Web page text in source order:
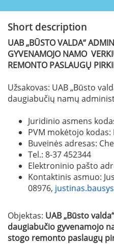
Short description
UAB „BŪSTO VALDA“
GYVENAMOJO NAMO
REMONTO PASLAUGŲ
Užsakovas: UAB „Būsto
daugiabučių namų
Juridinio asmens
PVM mokėtojo kodas:
Buveinės adresas:
Tel.: 8-37 452344
Elektroninio pašto
Kontaktinis asmuo:
08976,
Objektas: UAB „Būsto
daugiabučio gyvenamojo
stogo remonto paslaugų